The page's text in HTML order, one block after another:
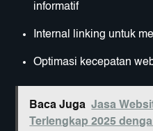
informatif
Internal linking untuk
Optimasi kecepatan
Baca Juga Jasa
Terlengkap 2025